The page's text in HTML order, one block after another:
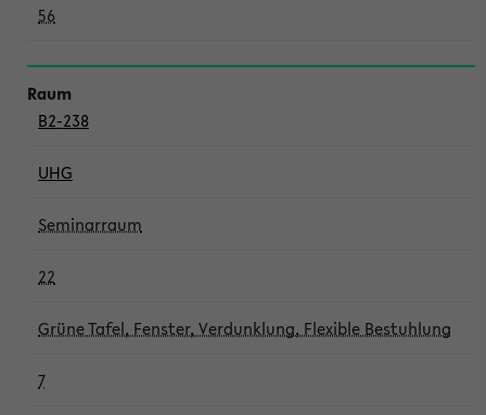
56
B2-238
UHG
Seminarraum
22
Grüne Tafel, Fenster, Verdunklung, Flexible Bestuhlung
7